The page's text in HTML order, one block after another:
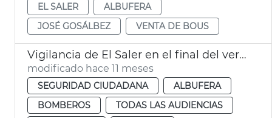
EL SALER
ALBUFERA
JOSÉ GOSÁLBEZ
VENTA DE BOUS
Vigilancia de El Saler en el final del verano València
modificado hace 11 meses
SEGURIDAD CIUDADANA
ALBUFERA
BOMBEROS
TODAS LAS AUDIENCIAS